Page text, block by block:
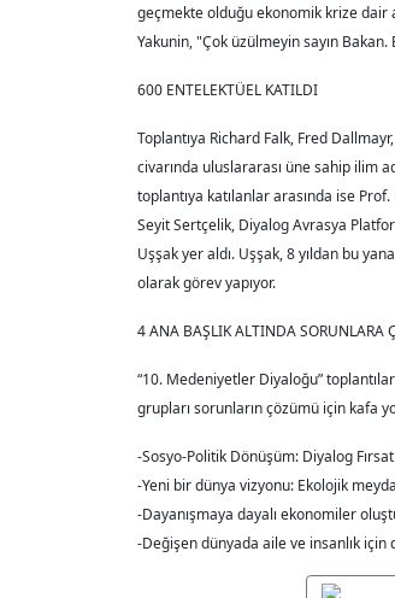
geçmekte olduğu ekonomik krize dair
Yakunin, "Çok üzülmeyin sayın
600 ENTELEKTÜEL KATILDI
Toplantıya Richard Falk, Fred
civarında uluslararası üne sahip ilim
toplantıya katılanlar arasında ise
Seyit Sertçelik, Diyalog Avrasya
Uşşak yer aldı. Uşşak, 8 yıldan bu
olarak görev yapıyor.
4 ANA BAŞLIK ALTINDA SORUNLARA
“10. Medeniyetler Diyaloğu”
grupları sorunların çözümü için kafa
-Sosyo-Politik Dönüşüm: Diyalog
-Yeni bir dünya vizyonu: Ekolojik
-Dayanışmaya dayalı ekonomiler
-Değişen dünyada aile ve insanlık